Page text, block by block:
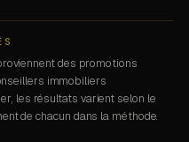
des promotions
immobiliers
les résultats varient selon le
de chacun dans la méthode.